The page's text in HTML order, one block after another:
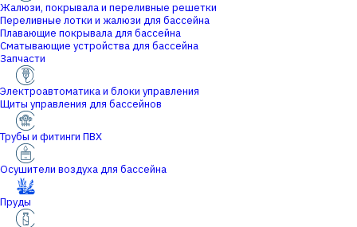
Жалюзи, покрывала и переливные решетки
Переливные лотки и жалюзи для бассейна
Плавающие покрывала для бассейна
Сматывающие устройства для бассейна
Запчасти
Электроавтоматика и блоки управления
Щиты управления для бассейнов
Трубы и фитинги ПВХ
Осушители воздуха для бассейна
Пруды